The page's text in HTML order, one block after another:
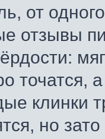
от
отзывы
точатся,
клинки
но